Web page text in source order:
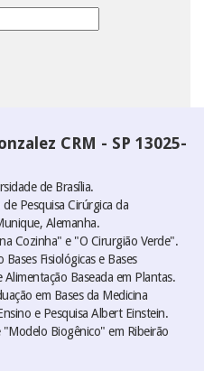
CRM - SP 13025-
de Brasília.
Pesquisa Cirúrgica da
Alemanha.
Cozinha" e "O Cirurgião Verde".
Fisiológicas e Bases
Baseada em Plantas.
em Bases da Medicina
e Pesquisa Albert Einstein.
Biogênico" em Ribeirão